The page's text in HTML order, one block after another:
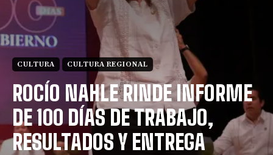
CULTURA CULTURA REGIONAL
ROCÍO NAHLE RINDE INFORME
DE 100 DÍAS DE TRABAJO,
RESULTADOS Y ENTREGA